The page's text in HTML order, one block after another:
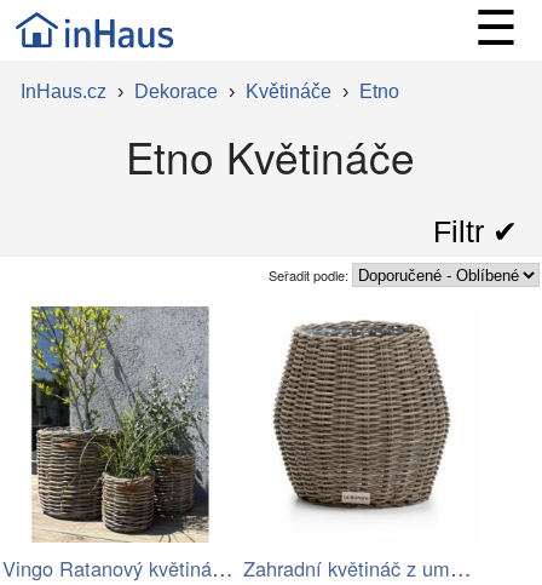
☰
InHaus.cz › Dekorace › Květináče › Etno
Etno Květináče
Filtr ✔︎
Seřadit podle:
Vingo Ratanový květináč - kulatý… Zahradní květináč z umělého ratanu…